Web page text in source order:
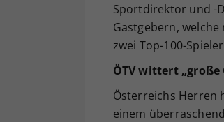
Sportdirektor und -
Gastgebern, welche
zwei Top-100-
ÖTV wittert
Österreichs Herren
einem